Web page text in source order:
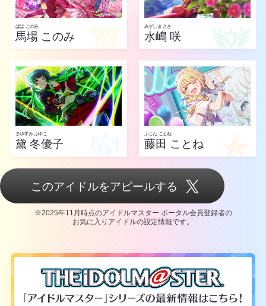
ばば このみ
馬場 このみ
みずしま さき
水嶋 咲
まゆずみ ふゆこ
黛 冬優子
ふじた ことね
藤田 ことね
このアイドルをアピールする
※2025年11月時点のアイドルマスター ポータル会員登録者の
お気に入りアイドルの設定情報です。